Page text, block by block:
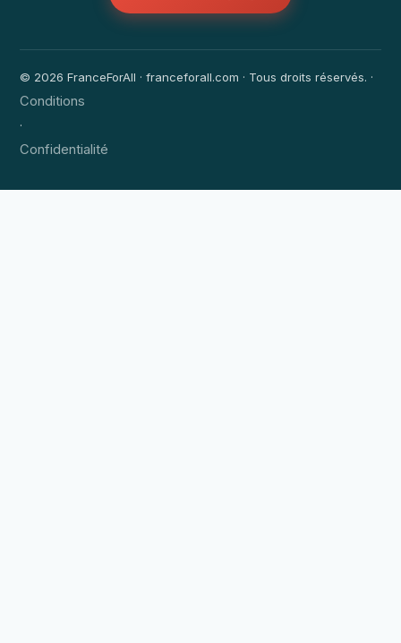
© 2026 FranceForAll · franceforall.com · Tous droits réservés. ·
Conditions
·
Confidentialité